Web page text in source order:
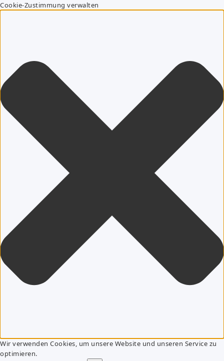
Cookie-Zustimmung verwalten
Wir verwenden Cookies, um unsere Website und unseren Service zu
optimieren.